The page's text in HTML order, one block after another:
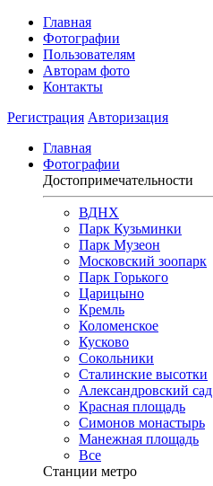
Главная
Фотографии
Пользователям
Авторам фото
Контакты
Регистрация Авторизация
Главная
Фотографии
Достопримечательности
ВДНХ
Парк Кузьминки
Парк Музеон
Московский зоопарк
Парк Горького
Царицыно
Кремль
Коломенское
Кусково
Сокольники
Сталинские высотки
Александровский сад
Красная площадь
Симонов монастырь
Манежная площадь
Все
Станции метро